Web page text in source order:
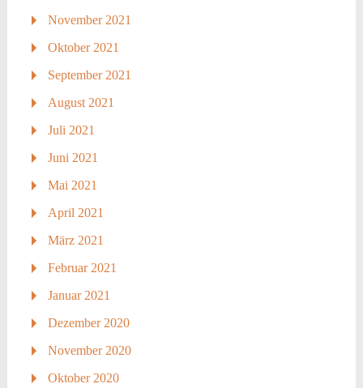
November 2021
Oktober 2021
September 2021
August 2021
Juli 2021
Juni 2021
Mai 2021
April 2021
März 2021
Februar 2021
Januar 2021
Dezember 2020
November 2020
Oktober 2020